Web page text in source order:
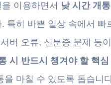
이용하면서 낮 시간 개통
특히 바쁜 일상 속에서
버 오류, 신분증 문제 등
시 반드시 챙겨야 할 핵심
을 마칠 수 있도록 돕습니